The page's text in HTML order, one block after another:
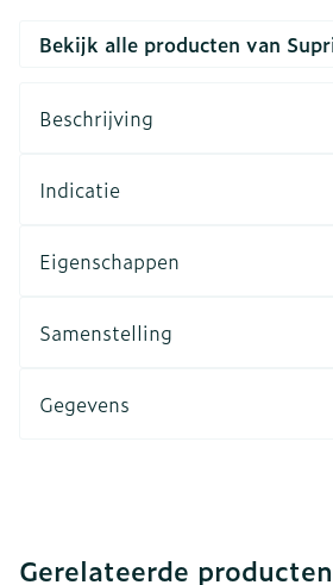
Bekijk alle producten van
Beschrijving
Indicatie
Eigenschappen
Samenstelling
Gegevens
Gerelateerde producten